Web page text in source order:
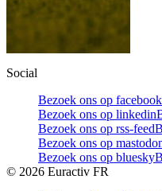
Social
Bezoek ons op facebook
Bezoek ons op linkedin
Bezoek ons op rss-feed
Bezoek ons op
Bezoek ons op bluesky
© 2026 Euractiv FR